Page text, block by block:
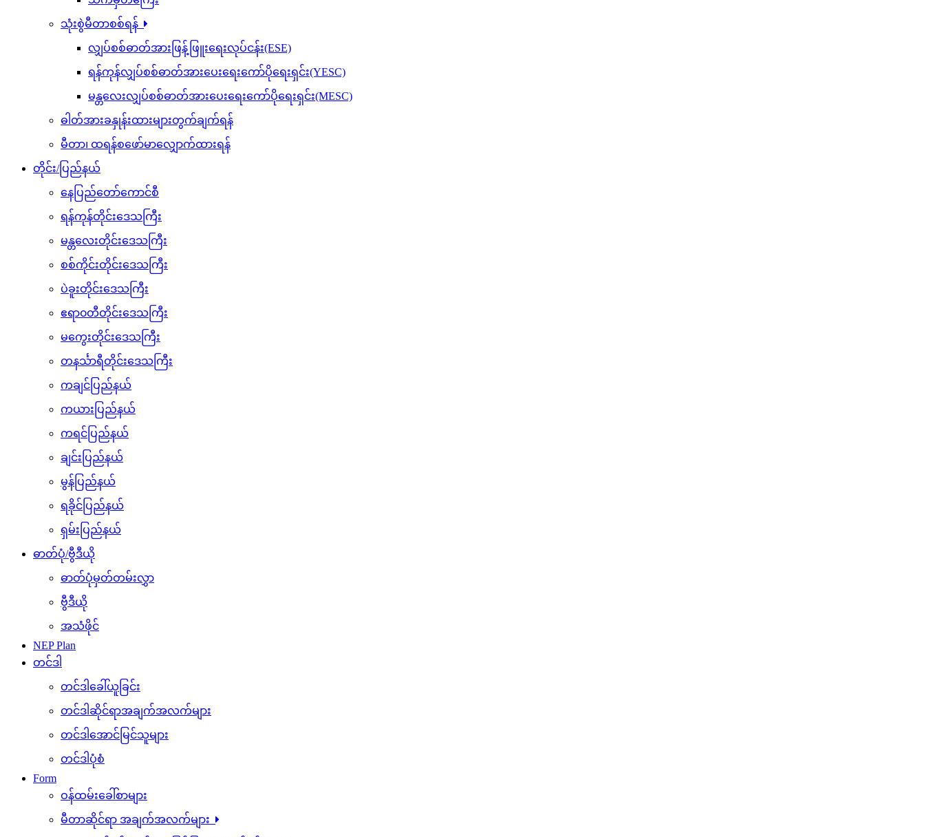
သုံးစွဲမီတာစစ်ရန်
လျှပ်စစ်ဓာတ်အားဖြန့်ဖြူးရေးလုပ်ငန်း(ESE)
ရန်ကုန်လျှပ်စစ်ဓာတ်အားပေးရေးကော်ပိုရေးရှင်း(YESC)
မန္တလေးလျှပ်စစ်ဓာတ်အားပေးရေးကော်ပိုရေးရှင်း(MESC)
ဓါတ်အားခနှုန်းထားများတွက်ချက်ရန်
မီတာ၊ ထရန်စဖော်မာလျှောက်ထားရန်
တိုင်း/ပြည်နယ်
နေပြည်တော်ကောင်စီ
ရန်ကုန်တိုင်းဒေသကြီး
မန္တလေးတိုင်းဒေသကြီး
စစ်ကိုင်းတိုင်းဒေသကြီး
ပဲခူးတိုင်းဒေသကြီး
ဧရာ၀တီတိုင်းဒေသကြီး
မကွေးတိုင်းဒေသကြီး
တနင်္သာရီတိုင်းဒေသကြီး
ကချင်ပြည်နယ်
ကယားပြည်နယ်
ကရင်ပြည်နယ်
ချင်းပြည်နယ်
မွန်ပြည်နယ်
ရခိုင်ပြည်နယ်
ရှမ်းပြည်နယ်
ဓာတ်ပုံ/ဗွီဒီယို
ဓာတ်ပုံမှတ်တမ်းလွှာ
ဗွီဒီယို
အသံဖိုင်
NEP Plan
တင်ဒါ
တင်ဒါခေါ်ယူခြင်း
တင်ဒါဆိုင်ရာအချက်အလက်များ
တင်ဒါအောင်မြင်သူများ
တင်ဒါပုံစံ
Form
ဝန်ထမ်းခေါ်စာများ
မီတာဆိုင်ရာ အချက်အလက်များ